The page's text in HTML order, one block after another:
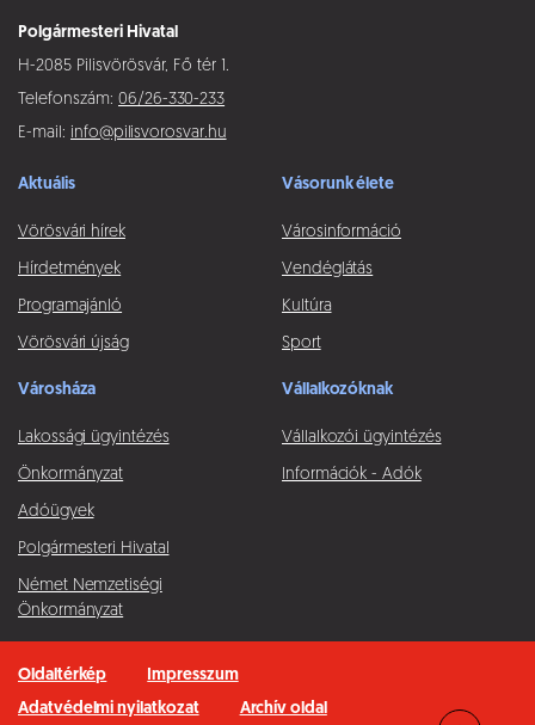
Polgármesteri Hivatal
H-2085 Pilisvörösvár, Fő tér 1.
Telefonszám: 06/26-330-233
E-mail: info@pilisvorosvar.hu
Aktuális
Vörösvári hírek
Hírdetmények
Programajánló
Vörösvári újság
Vásorunk élete
Városinformáció
Vendéglátás
Kultúra
Sport
Városháza
Lakossági ügyintézés
Önkormányzat
Adóügyek
Polgármesteri Hivatal
Német Nemzetiségi
Önkormányzat
Vállalkozóknak
Vállalkozói ügyintézés
Információk - Adók
Oldaltérkép
Impresszum
Adatvédelmi nyilatkozat
Archív oldal